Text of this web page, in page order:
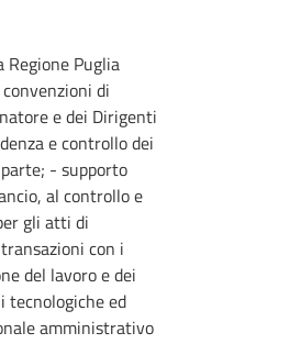
Puglia
di
e dei Dirigenti
e controllo dei
- supporto
al controllo e
gli atti di
con i
del lavoro e dei
tecnologiche ed
amministrativo